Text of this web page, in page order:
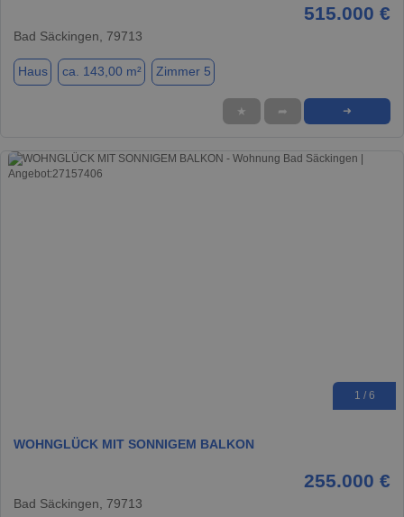
515.000 €
Bad Säckingen, 79713
Haus ca. 143,00 m² Zimmer 5
★ ➦ ➜
1 / 6
WOHNGLÜCK MIT SONNIGEM BALKON
255.000 €
Bad Säckingen, 79713